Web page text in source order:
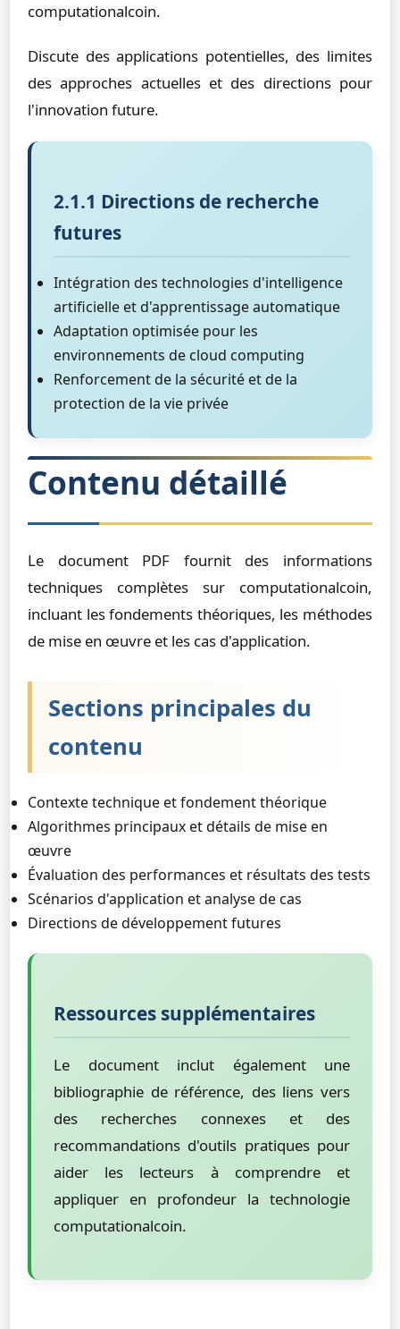
computationalcoin.
Discute des applications potentielles, des limites
des approches actuelles et des directions pour
l'innovation future.
2.1.1 Directions de recherche
futures
Intégration des technologies d'intelligence
artificielle et d'apprentissage automatique
Adaptation optimisée pour les
environnements de cloud computing
Renforcement de la sécurité et de la
protection de la vie privée
Contenu détaillé
Le document PDF fournit des informations
techniques complètes sur computationalcoin,
incluant les fondements théoriques, les méthodes
de mise en œuvre et les cas d'application.
Sections principales du
contenu
Contexte technique et fondement théorique
Algorithmes principaux et détails de mise en
œuvre
Évaluation des performances et résultats des tests
Scénarios d'application et analyse de cas
Directions de développement futures
Ressources supplémentaires
Le document inclut également une
bibliographie de référence, des liens vers
des recherches connexes et des
recommandations d'outils pratiques pour
aider les lecteurs à comprendre et
appliquer en profondeur la technologie
computationalcoin.